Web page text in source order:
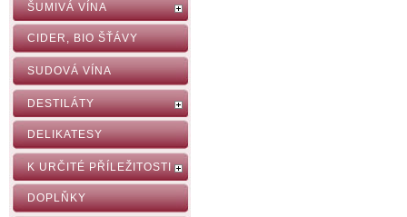
ŠUMIVÁ VÍNA
CIDER, BIO ŠŤÁVY
SUDOVÁ VÍNA
DESTILÁTY
DELIKATESY
K URČITÉ PŘÍLEŽITOSTI
DOPLŇKY